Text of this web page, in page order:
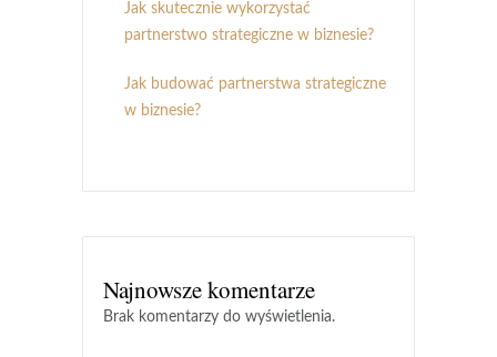
Jak skutecznie wykorzystać
partnerstwo strategiczne w biznesie?
Jak budować partnerstwa strategiczne
w biznesie?
Najnowsze komentarze
Brak komentarzy do wyświetlenia.